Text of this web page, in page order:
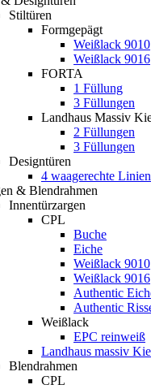
Stiltüren
Formgepägt
Weißlack 9010
Weißlack 9016
FORTA
1 Füllung
3 Füllungen
Landhaus Massiv
2 Füllungen
3 Füllungen
Designtüren
4 waagerechte Linien
& Blendrahmen
Innentürzargen
CPL
Buche
Eiche
Weißlack 9010
Weißlack 9016
Authentic
Authentic
Weißlack
EPC reinweiß
Landhaus massiv
Blendrahmen
CPL